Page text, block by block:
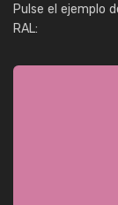
Pulse el ejemplo
RAL: